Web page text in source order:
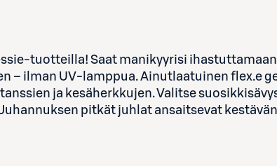
tuotteilla! Saat manikyyrisi ihastuttamaan
– ilman UV-lamppua. Ainutlaatuinen flex.e
ja kesäherkkujen. Valitse
pitkät juhlat ansaitsevat